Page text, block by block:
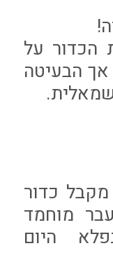
הכדור על
הבעיטה
מקבל כדור
מוחמד
היום